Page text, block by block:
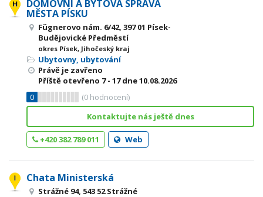
DOMOVNÍ A BYTOVÁ SPRÁVA
MĚSTA PÍSKU
Fügnerovo nám. 6/42, 397 01 Písek-
Budějovické Předměstí
okres Písek, Jihočeský kraj
Ubytovny, ubytování
Právě je zavřeno
Příště otevřeno 7 - 17dne 10.08.2026
0
(0 hodnocení)
Kontaktujte nás ještě dnes
+420 382 789 011 Web
Chata Ministerská
Strážné 94, 543 52 Strážné